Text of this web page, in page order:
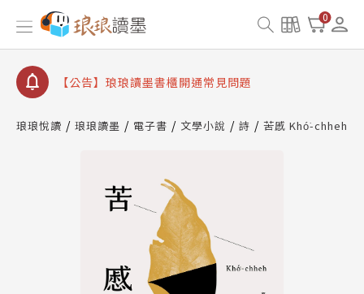
0
【公告】因 Readmoo 讀墨系統維護中，本站同步暫
停部分閱讀服務
【公告】琅琅讀墨數位閱讀資產合併與書櫃開通申請
【公告】琅琅讀墨書櫃開通常見問題
請圖文教學
停部分閱讀服務
琅琅悅讀 琅琅讀墨 電子書 文學小說 詩 苦慼 Khó͘-chheh